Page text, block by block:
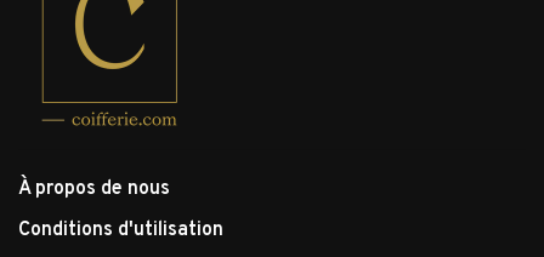
À propos de nous
Conditions d'utilisation